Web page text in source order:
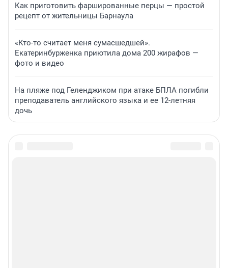
Как приготовить фаршированные перцы — простой
рецепт от жительницы Барнаула
«Кто-то считает меня сумасшедшей».
Екатеринбурженка приютила дома 200 жирафов —
фото и видео
На пляже под Геленджиком при атаке БПЛА погибли
преподаватель английского языка и ее 12-летняя
дочь